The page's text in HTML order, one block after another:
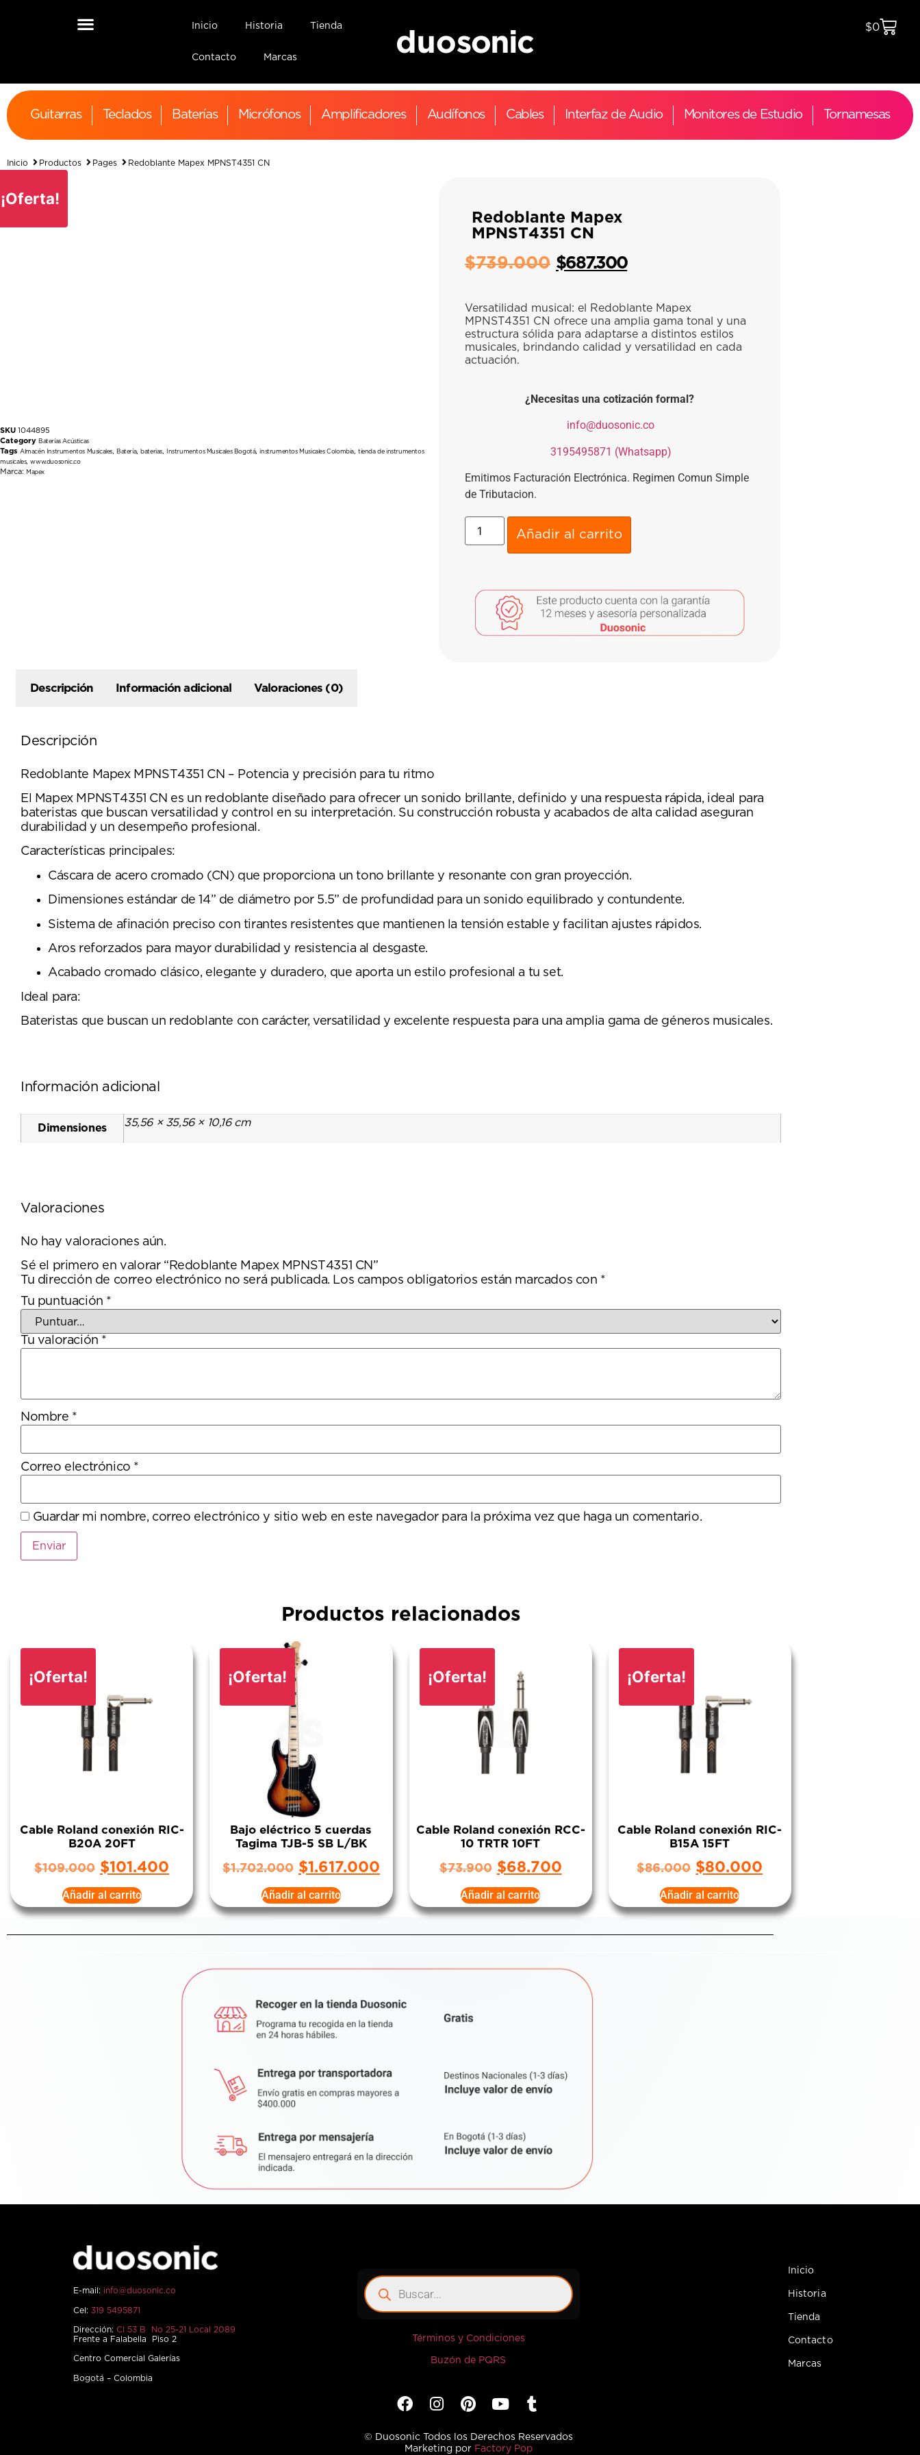
Inicio Historia Tienda
Contacto Marcas
$0
Guitarras Teclados Baterías Micrófonos Amplificadores Audífonos Cables Interfaz de Audio Monitores de Estudio Tornamesas
Inicio Productos Pages Redoblante Mapex MPNST4351 CN
¡Oferta!
SKU 1044895
Category Baterías Acústicas
Tags Almacén Instrumentos Musicales, Batería,baterias, Instrumentos Musicales Bogotá,instrumentos Musicales Colombia,tienda de instrumentos
musicales,www.duosonic.co
Marca: Mapex
Redoblante Mapex
MPNST4351 CN
$739.000 $687.300
Versatilidad musical: el Redoblante Mapex
MPNST4351 CN ofrece una amplia gama tonal y una
estructura sólida para adaptarse a distintos estilos
musicales, brindando calidad y versatilidad en cada
actuación.
¿Necesitas una cotización formal?
info@duosonic.co
3195495871 (Whatsapp)
Emitimos Facturación Electrónica. Regimen Comun Simple
de Tributacion.
Añadir al carrito
Descripción Información adicional Valoraciones (0)
Descripción
Redoblante Mapex MPNST4351 CN – Potencia y precisión para tu ritmo
El Mapex MPNST4351 CN es un redoblante diseñado para ofrecer un sonido brillante, definido y una respuesta rápida, ideal para
bateristas que buscan versatilidad y control en su interpretación. Su construcción robusta y acabados de alta calidad aseguran
durabilidad y un desempeño profesional.
Características principales:
Cáscara de acero cromado (CN) que proporciona un tono brillante y resonante con gran proyección.
Dimensiones estándar de 14” de diámetro por 5.5” de profundidad para un sonido equilibrado y contundente.
Sistema de afinación preciso con tirantes resistentes que mantienen la tensión estable y facilitan ajustes rápidos.
Aros reforzados para mayor durabilidad y resistencia al desgaste.
Acabado cromado clásico, elegante y duradero, que aporta un estilo profesional a tu set.
Ideal para:
Bateristas que buscan un redoblante con carácter, versatilidad y excelente respuesta para una amplia gama de géneros musicales.
Información adicional
Dimensiones 35,56 × 35,56 × 10,16 cm
Valoraciones
No hay valoraciones aún.
Sé el primero en valorar “Redoblante Mapex MPNST4351 CN”
Tu dirección de correo electrónico no será publicada. Los campos obligatorios están marcados con *
Tu puntuación *
Tu valoración *
Nombre *
Correo electrónico *
Guardar mi nombre, correo electrónico y sitio web en este navegador para la próxima vez que haga un comentario.
Productos relacionados
¡Oferta!
Cable Roland conexión RIC-
B20A 20FT
$109.000 $101.400
Añadir al carrito
¡Oferta!
Bajo eléctrico 5 cuerdas
Tagima TJB-5 SB L/BK
$1.702.000 $1.617.000
Añadir al carrito
¡Oferta!
Cable Roland conexión RCC-
10 TRTR 10FT
$73.900 $68.700
Añadir al carrito
¡Oferta!
Cable Roland conexión RIC-
B15A 15FT
$86.000 $80.000
Añadir al carrito
E-mail: info@duosonic.co
Cel: 319 5495871
Dirección: Cl 53 B No 25-21 Local 2089
Frente a Falabella Piso 2
Centro Comercial Galerías
Bogotá – Colombia
Términos y Condiciones
Buzón de PQRS
© Duosonic Todos los Derechos Reservados
Marketing por Factory Pop
Inicio
Historia
Tienda
Contacto
Marcas